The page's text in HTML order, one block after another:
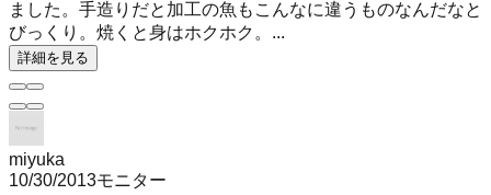
ました。手造りだと加工の魚もこんなに違うものなんだなと
びっくり。焼くと身はホクホク。...
詳細を見る
miyuka
10/30/2013モニター